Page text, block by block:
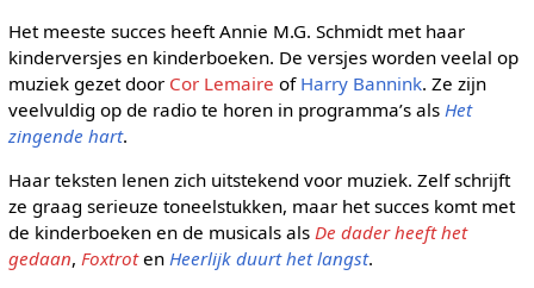
Het meeste succes heeft Annie M.G. Schmidt met haar
kinderversjes en kinderboeken. De versjes worden veelal op
muziek gezet door Cor Lemaire of Harry Bannink. Ze zijn
veelvuldig op de radio te horen in programma’s als Het
zingende hart.
Haar teksten lenen zich uitstekend voor muziek. Zelf schrijft
ze graag serieuze toneelstukken, maar het succes komt met
de kinderboeken en de musicals als De dader heeft het
gedaan, Foxtroten Heerlijk duurt het langst.